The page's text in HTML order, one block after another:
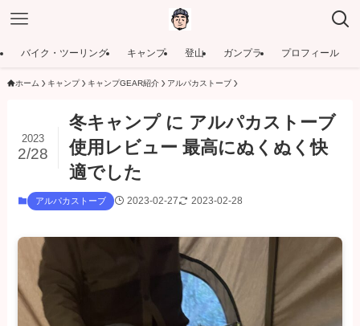
バイク・ツーリング キャンプ 登山 ガンプラ プロフィール
ホーム キャンプ キャンプGEAR紹介 アルパカストーブ
冬キャンプ に アルパカストーブ
使用レビュー 最高にぬくぬく快
適でした
2023
2/28
アルパカストーブ 2023-02-27 2023-02-28